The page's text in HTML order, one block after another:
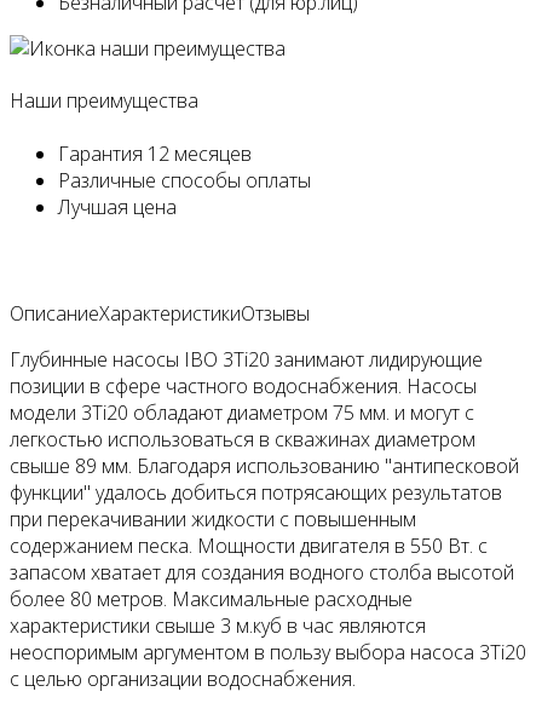
Наши преимущества
Гарантия 12 месяцев
Различные способы оплаты
Лучшая цена
ОписаниеХарактеристикиОтзывы
Глубинные насосы IBO 3Ti20 занимают лидирующие
позиции в сфере частного водоснабжения. Насосы
модели 3Ti20 обладают диаметром 75 мм. и могут с
легкостью использоваться в скважинах диаметром
свыше 89 мм. Благодаря использованию "антипесковой
функции" удалось добиться потрясающих результатов
при перекачивании жидкости с повышенным
содержанием песка. Мощности двигателя в 550 Вт. с
запасом хватает для создания водного столба высотой
более 80 метров. Максимальные расходные
характеристики свыше 3 м.куб в час являются
неоспоримым аргументом в пользу выбора насоса 3Ti20
с целью организации водоснабжения.